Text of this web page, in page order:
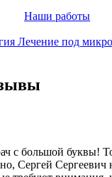
Наши работы
Лечение под
с большой буквы!
Сергей